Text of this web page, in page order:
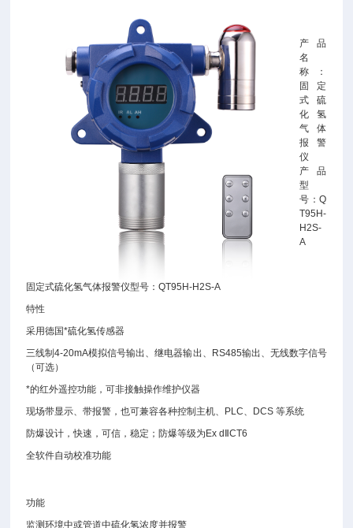
产品
名
称：
固定
式硫
化氢
气体
报警
仪
产品
型
号：Q
T95H-
H2S-
A
固定式硫化氢气体报警仪型号：QT95H-H2S-A
特性
采用德国*硫化氢传感器
三线制4-20mA模拟信号输出、继电器输出、RS485输出、无线数字信号
（可选）
*的红外遥控功能，可非接触操作维护仪器
现场带显示、带报警，也可兼容各种控制主机、PLC、DCS 等系统
防爆设计，快速，可信，稳定；防爆等级为Ex dⅡCT6
全软件自动校准功能
功能
监测环境中或管道中硫化氢浓度并报警